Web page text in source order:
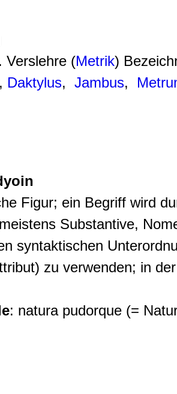
Verslehre (Metrik)
, Daktylus, Jambus,
Figur; ein Begriff wird
Substantive,
syntaktischen
zu verwenden; in
: natura pudorque (=